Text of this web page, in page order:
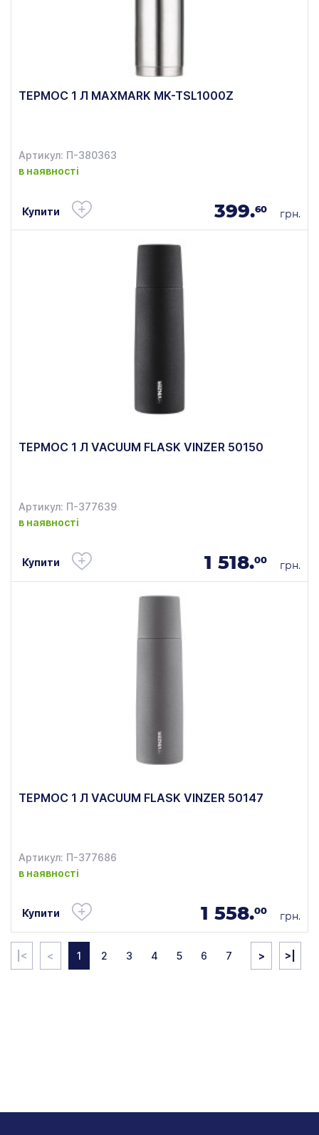
ТЕРМОС 1 Л MAXMARK MK-TSL1000Z
Артикул: П-380363
в наявності
Купити 399.60 грн.
ТЕРМОС 1 Л VACUUM FLASK VINZER 50150
Артикул: П-377639
в наявності
Купити 1 518.00 грн.
ТЕРМОС 1 Л VACUUM FLASK VINZER 50147
Артикул: П-377686
в наявності
Купити 1 558.00 грн.
|< < 1 2 3 4 5 6 7 > >|